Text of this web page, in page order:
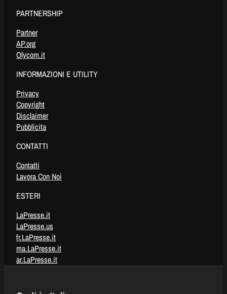
PARTNERSHIP
Partner
AP.org
Olycom.it
INFORMAZIONI E UTILITY
Privacy
Copyright
Disclaimer
Pubblicita
CONTATTI
Contatti
Lavora Con Noi
ESTERI
LaPresse.it
LaPresse.us
fr.LaPresse.it
ma.LaPresse.it
ar.LaPresse.it